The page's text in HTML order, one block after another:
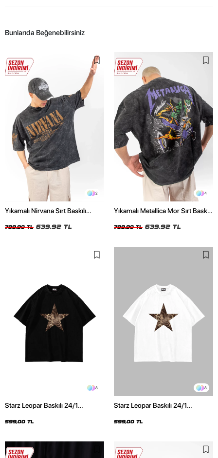
Bunlarıda Beğenebilirsiniz
2
Yıkamalı Nirvana Sırt Baskılı
799,90 TL 639,92 TL
4
Yıkamalı Metallica Mor Sırt Baskılı
799,90 TL 639,92 TL
8
Starz Leopar Baskılı 24/1
599,00 TL
8
Starz Leopar Baskılı 24/1
599,00 TL